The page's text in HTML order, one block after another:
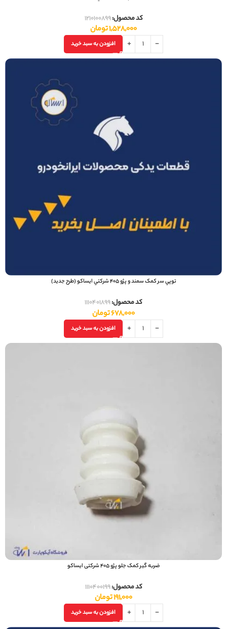
کد محصول:1210100899
1,528,000تومان
افزودن به سبد خرید
توپي سر کمک سمند و پژو 405 شرکتي ایساکو (طرح جدید)
کد محصول:1110401899
678,000تومان
افزودن به سبد خرید
ضربه گیر کمک جلو پژو 405 شرکتی ایساکو
کد محصول:1110400199
191,000تومان
افزودن به سبد خرید